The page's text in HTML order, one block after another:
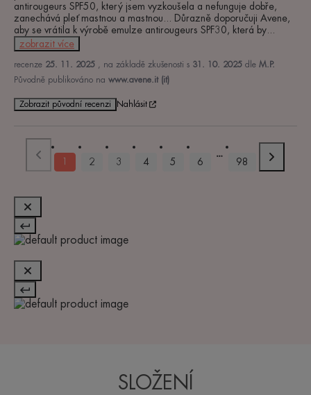
antirougeurs SPF50, který jsem vyzkoušela a nefunguje dobře,
zanechává pleť mastnou a mastnou... Důrazně doporučuji Avene,
aby se vrátila k výrobě emulze antirougeurs SPF30, která by
zobrazit více
recenze 25. 11. 2025 , na základě zkušenosti s 31. 10. 2025 dle M.P.
Původně publikováno na www.avene.it (it)
Zobrazit původní recenzi Nahlásit
1 2 3 4 5 6 98
SLOŽENÍ